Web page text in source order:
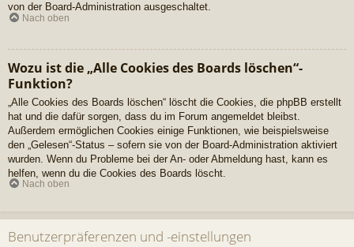
von der Board-Administration ausgeschaltet.
Nach oben
Wozu ist die „Alle Cookies des Boards löschen“-
Funktion?
„Alle Cookies des Boards löschen“ löscht die Cookies, die phpBB erstellt
hat und die dafür sorgen, dass du im Forum angemeldet bleibst.
Außerdem ermöglichen Cookies einige Funktionen, wie beispielsweise
den „Gelesen“-Status – sofern sie von der Board-Administration aktiviert
wurden. Wenn du Probleme bei der An- oder Abmeldung hast, kann es
helfen, wenn du die Cookies des Boards löscht.
Nach oben
Benutzerpräferenzen und -einstellungen